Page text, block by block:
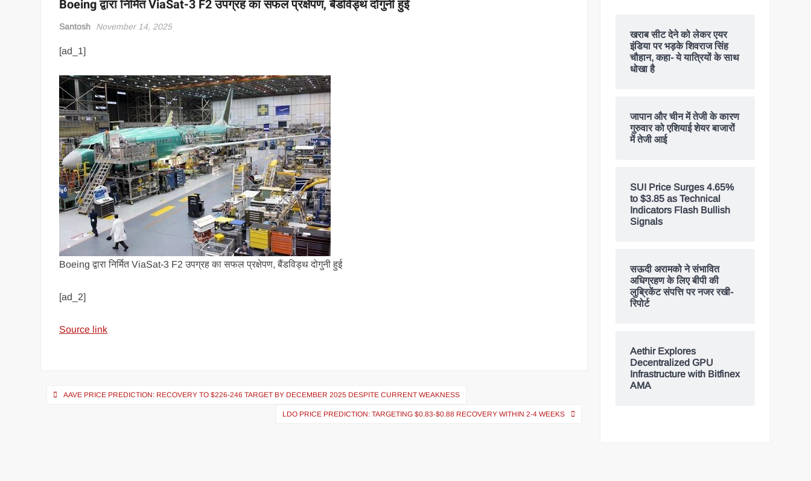
RELATED
Boeing द्वारा निर्मित ViaSat-3 F2 उपग्रह का सफल प्रक्षेपण, बैंडविड्थ दोगुनी हुई
Santosh November 14, 2025
[ad_1]
Boeing द्वारा निर्मित ViaSat-3 F2 उपग्रह का सफल प्रक्षेपण, बैंडविड्थ दोगुनी हुई
[ad_2]
Source link
AAVE PRICE PREDICTION: RECOVERY TO $226-246 TARGET BY DECEMBER 2025 DESPITE CURRENT WEAKNESS
LDO PRICE PREDICTION: TARGETING $0.83-$0.88 RECOVERY WITHIN 2-4 WEEKS
खराब सीट देने को लेकर एयर
इंडिया पर भड़के शिवराज सिंह
चौहान, कहा- ये यात्रियों के साथ
धोखा है
जापान और चीन में तेजी के कारण
गुरुवार को एशियाई शेयर बाजारों
में तेजी आई
SUI Price Surges 4.65%
to $3.85 as Technical
Indicators Flash Bullish
Signals
सऊदी अरामको ने संभावित
अधिग्रहण के लिए बीपी की
लुब्रिकेंट संपत्ति पर नजर रखी-
रिपोर्ट
Aethir Explores
Decentralized GPU
Infrastructure with Bitfinex
AMA